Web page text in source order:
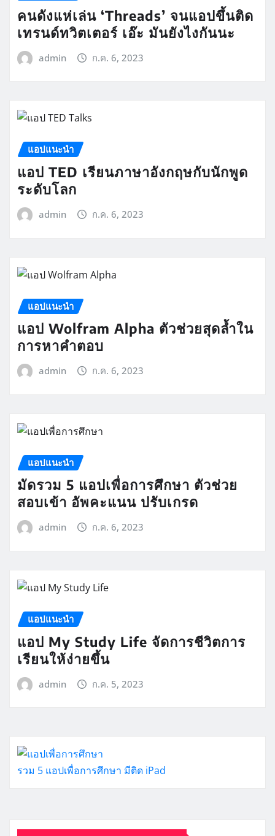
คนดังแห่เล่น ‘Threads’ จนแอปขึ้นติด
เทรนด์ทวิตเตอร์ เอ๊ะ มันยังไงกันนะ
admin ก.ค. 6, 2023
แอปแนะนำ
แอป TED เรียนภาษาอังกฤษกับนักพูด
ระดับโลก
admin ก.ค. 6, 2023
แอปแนะนำ
แอป Wolfram Alpha ตัวช่วยสุดล้ำใน
การหาคำตอบ
admin ก.ค. 6, 2023
แอปแนะนำ
มัดรวม 5 แอปเพื่อการศึกษา ตัวช่วย
สอบเข้า อัพคะแนน ปรับเกรด
admin ก.ค. 6, 2023
แอปแนะนำ
แอป My Study Life จัดการชีวิตการ
เรียนให้ง่ายขึ้น
admin ก.ค. 5, 2023
รวม 5 แอปเพื่อการศึกษา มีติด iPad